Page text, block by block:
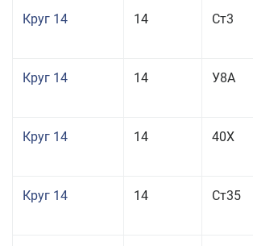
Круг 14 14 Ст3
Круг 14 14 У8А
Круг 14 14 40Х
Круг 14 14 Ст35